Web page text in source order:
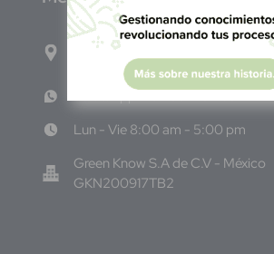
Calle Pitágoras 234, Col.
Alcaldía Benito Juárez, C.P.
WhatsApp: +52 33 140 76342
Lun - Vie 8:00 am - 5:00 pm
Green Know S.A de C.V - México
GKN200917TB2